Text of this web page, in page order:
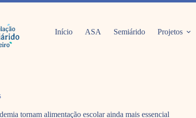
Início ASA Semiárido Projetos
tornam alimentação escolar ainda mais essencial